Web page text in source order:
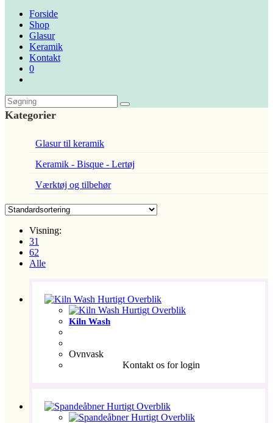
Forside
Shop
Glasur
Keramik
Kontakt
0
Kategorier
Glasur til keramik
Keramik - Bisque - Lertøj
Værktøj og tilbehør
Visning:
31
62
Alle
Hurtigt Overblik
Hurtigt Overblik
Kiln Wash
Ovnvask
Kontakt os for login
Hurtigt Overblik
Hurtigt Overblik